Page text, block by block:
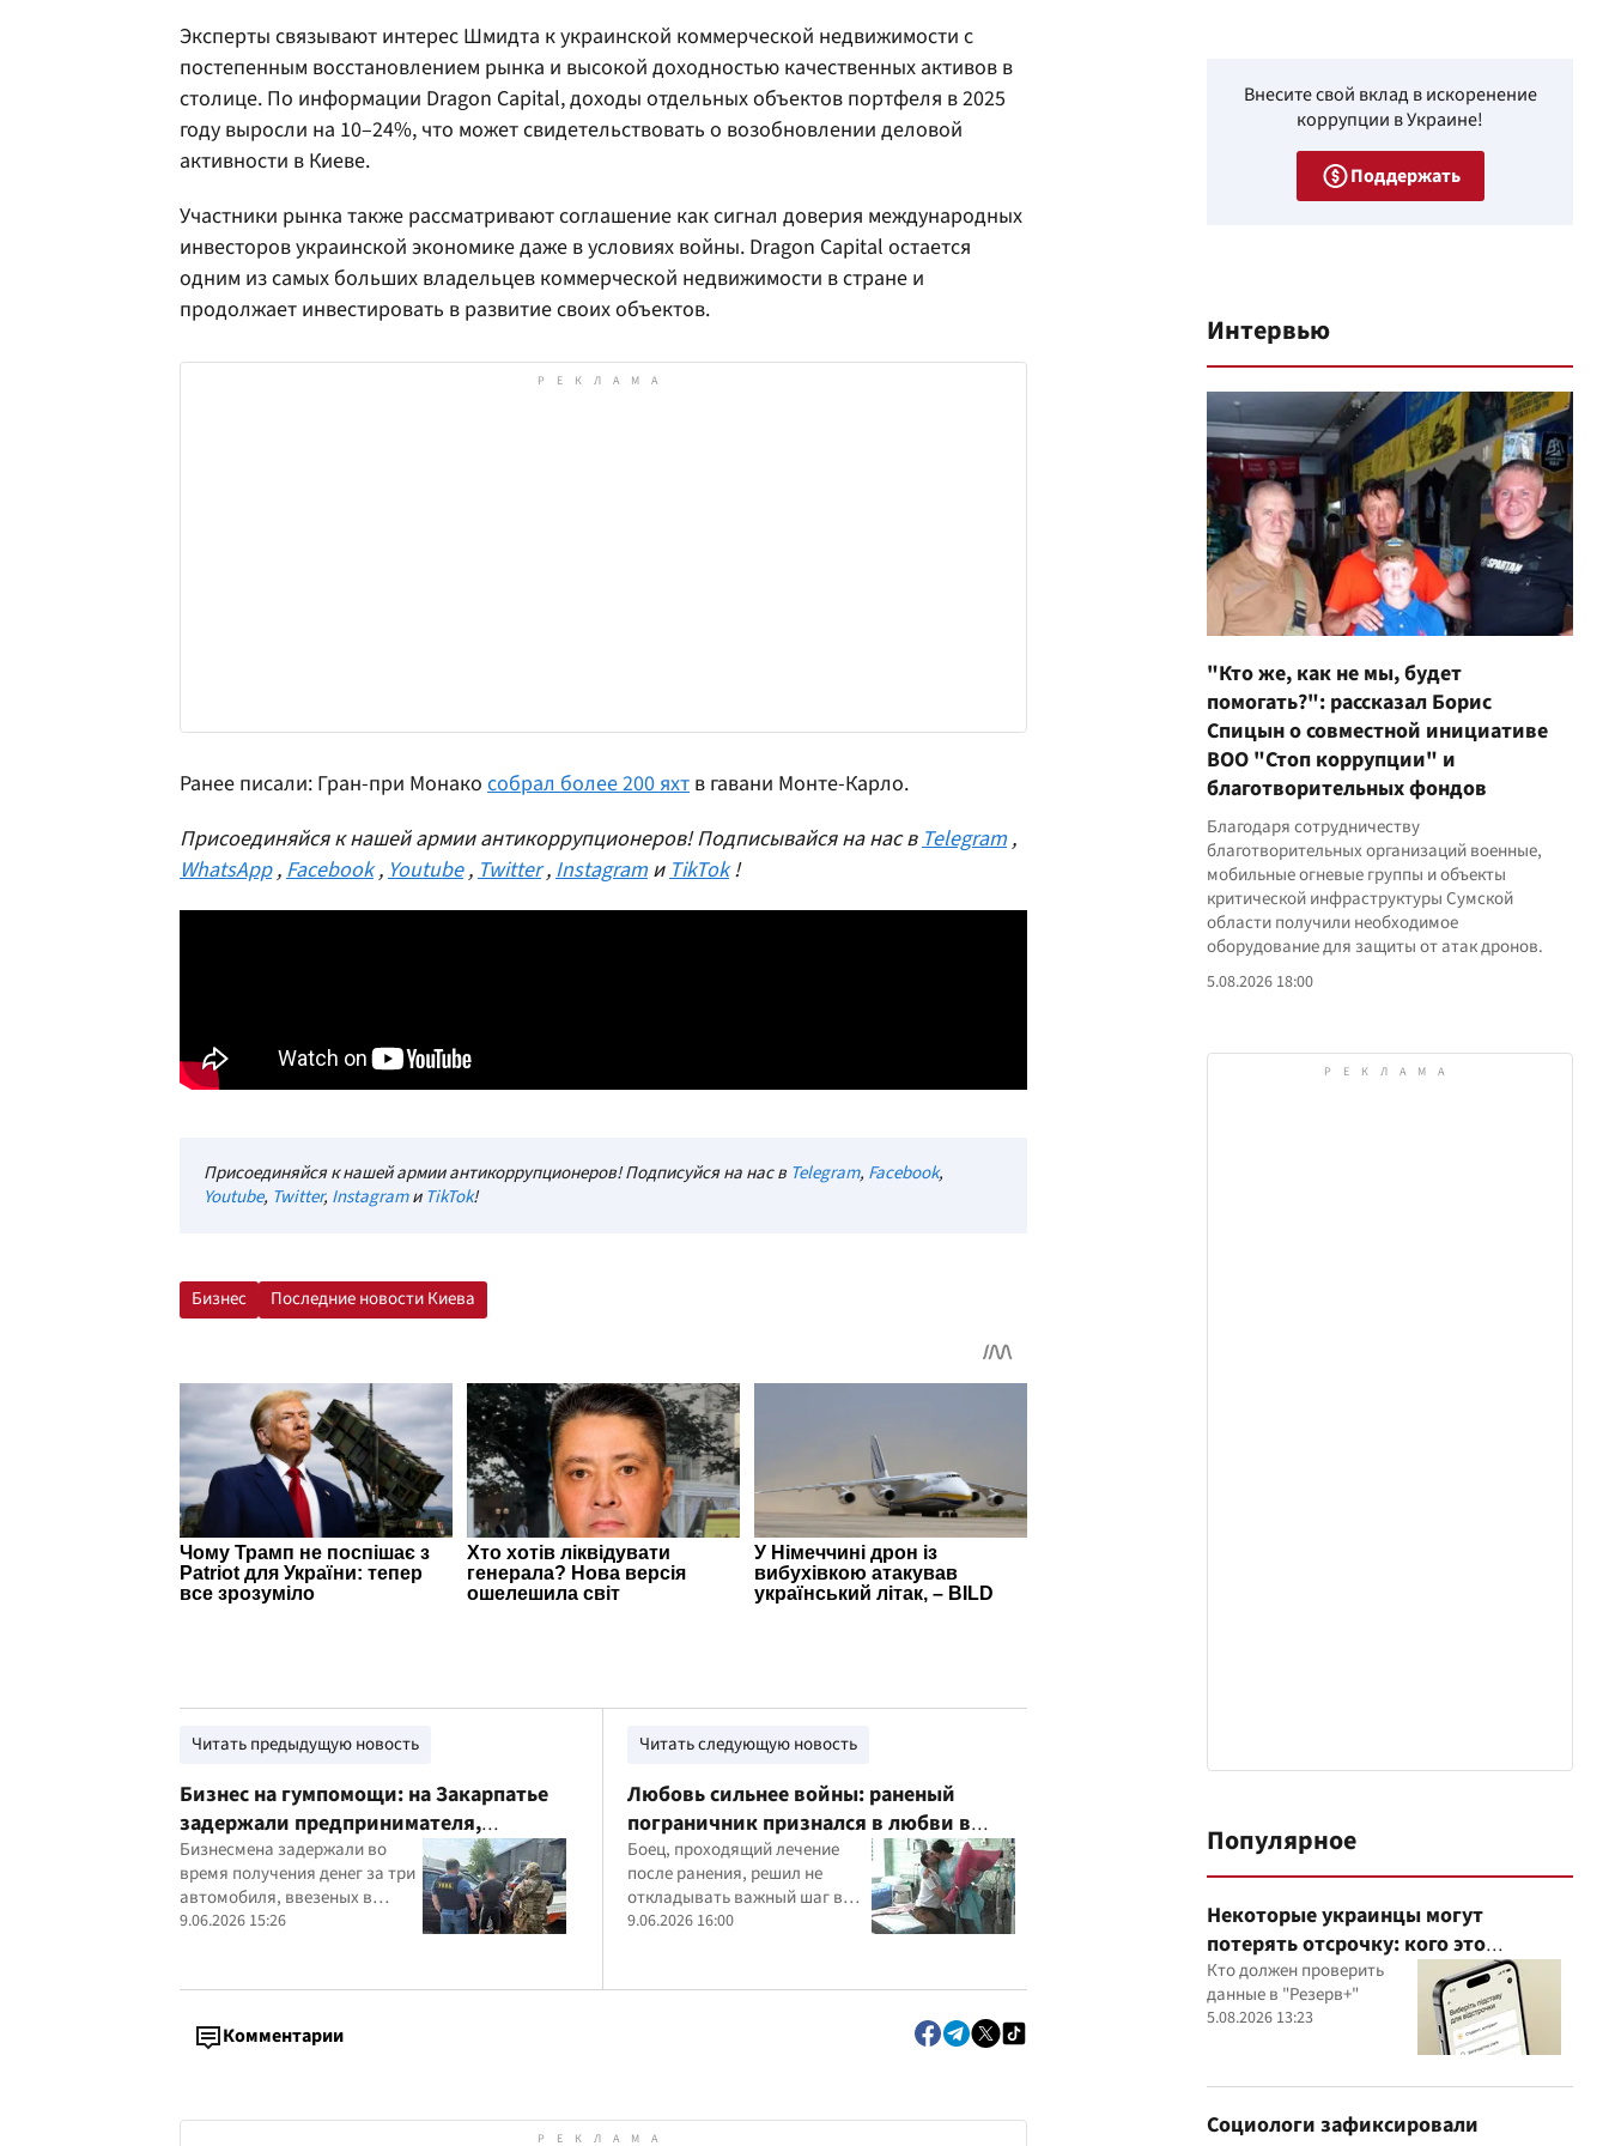
Эксперты связывают интерес Шмидта к украинской коммерческой недвижимости с
постепенным восстановлением рынка и высокой доходностью качественных активов в
столице. По информации Dragon Capital, доходы отдельных объектов портфеля в 2025
году выросли на 10–24%, что может свидетельствовать о возобновлении деловой
активности в Киеве.
Участники рынка также рассматривают соглашение как сигнал доверия международных
инвесторов украинской экономике даже в условиях войны. Dragon Capital остается
одним из самых больших владельцев коммерческой недвижимости в стране и
продолжает инвестировать в развитие своих объектов.
Ранее писали: Гран-при Монако собрал более 200 яхт в гавани Монте-Карло.
Присоединяйся к нашей армии антикоррупционеров! Подписывайся на нас в Telegram ,
WhatsApp , Facebook , Youtube , Twitter , Instagram и TikTok !
Присоединяйся к нашей армии антикоррупционеров! Подписуйся на нас в Telegram, Facebook,
Youtube, Twitter, InstagramиTikTok!
Бизнес Последние новости Киева
Читать предыдущую новость
Бизнес на гумпомощи: на Закарпатье
задержали предпринимателя,
продававшего ввезенные для ВСУ
автомобили
Бизнесмена задержали во
время получения денег за три
автомобиля, ввезеных в
Украину по упрощенной
9.06.2026 15:26
Читать следующую новость
Любовь сильнее войны: раненый
пограничник признался в любви в
госпитале
Боец, проходящий лечение
после ранения, решил не
откладывать важный шаг в
жизни и сделал предложение
9.06.2026 16:00
Комментарии
Внесите свой вклад в искоренение
коррупции в Украине!
Поддержать
Интервью
"Кто же, как не мы, будет
помогать?": рассказал Борис
Спицын о совместной инициативе
ВОО "Стоп коррупции" и
благотворительных фондов
Благодаря сотрудничеству
благотворительных организаций военные,
мобильные огневые группы и объекты
критической инфраструктуры Сумской
области получили необходимое
оборудование для защиты от атак дронов.
5.08.2026 18:00
Популярное
Некоторые украинцы могут
потерять отсрочку: кого это
касается
Кто должен проверить
данные в "Резерв+"
5.08.2026 13:23
Социологи зафиксировали